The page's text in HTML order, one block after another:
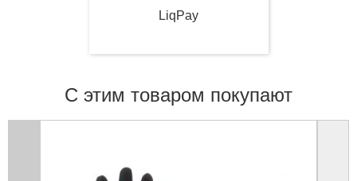
LiqPay
С этим товаром покупают